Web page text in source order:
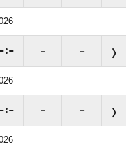
: – –
: – –